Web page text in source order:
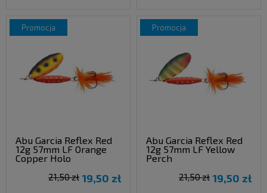
Abu Garcia Reflex Red
12g 57mm LF Orange
Copper Holo
19,50 zł
21,50 zł
promocja
Abu Garcia Reflex Red
12g 57mm LF Yellow
Perch
19,50 zł
21,50 zł
promocja